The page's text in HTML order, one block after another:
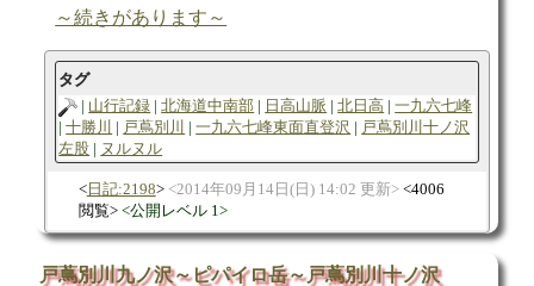
～続きがあります～
タグ
山行記録
北海道中南部 日高山脈 北日高
一九六七峰
十勝川
戸蔦別川 一九六七峰東面直登沢
戸蔦別川十ノ沢
左股
ヌルヌル
日記:2198 2014年09月14日(日) 14:02 更新
4006
閲覧
公開レベル 1
戸蔦別川九ノ沢～ピパイロ岳～戸蔦別川十ノ沢